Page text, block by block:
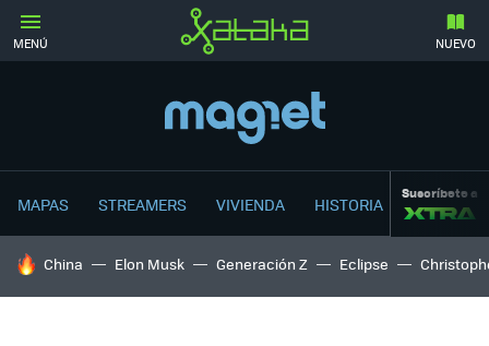
MENÚ NUEVO
MAPAS STREAMERS VIVIENDA HISTORIA Suscríbete a
HOY SE HABLA DE
China Elon Musk Generación Z Eclipse